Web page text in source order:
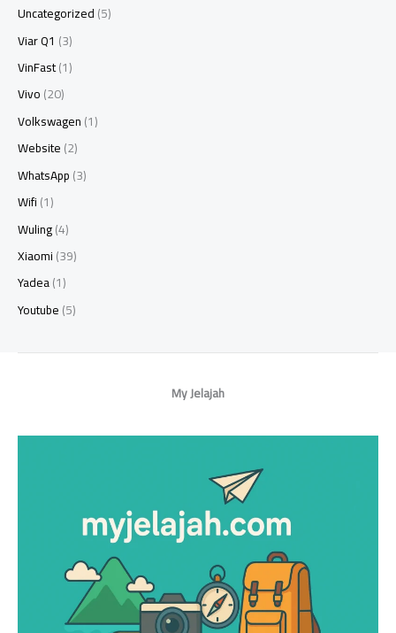
Uncategorized(5)
Viar Q1 (3)
VinFast(1)
Vivo(20)
Volkswagen(1)
Website(2)
WhatsApp(3)
Wifi(1)
Wuling(4)
Xiaomi(39)
Yadea(1)
Youtube(5)
My Jelajah